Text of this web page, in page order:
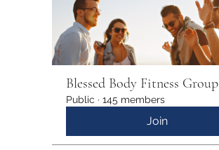
Blessed Body Fitness Group
Public · 145 members
Join